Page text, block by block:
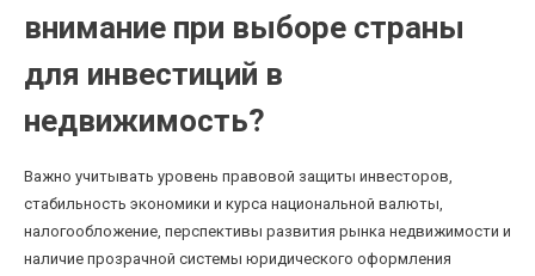
внимание при выборе страны
для инвестиций в
недвижимость?
Важно учитывать уровень правовой защиты инвесторов,
стабильность экономики и курса национальной валюты,
налогообложение, перспективы развития рынка недвижимости и
наличие прозрачной системы юридического оформления